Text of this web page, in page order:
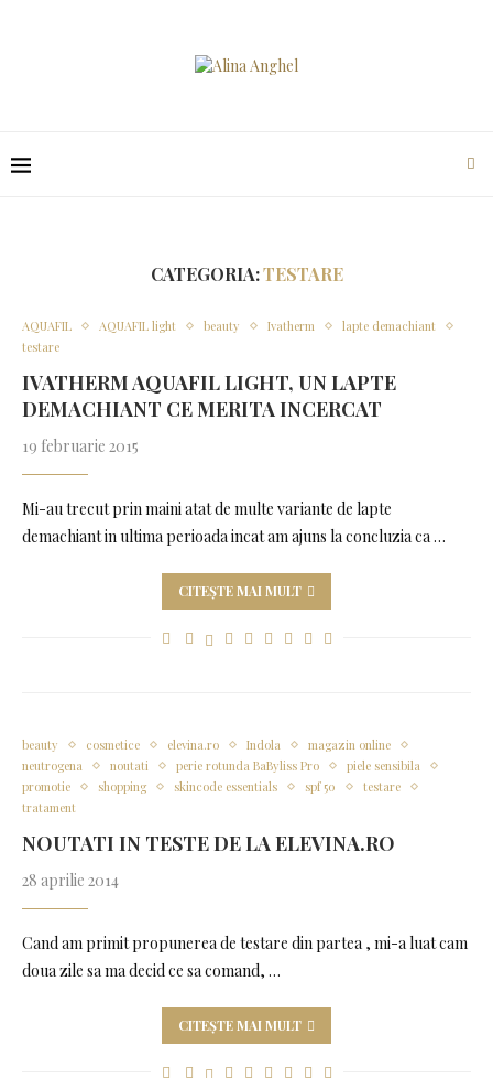
CATEGORIA:TESTARE
AQUAFIL AQUAFIL light beauty Ivatherm
lapte demachiant
testare
IVATHERM AQUAFIL LIGHT, UN LAPTE
DEMACHIANT CE MERITA INCERCAT
19 februarie 2015
Mi-au trecut prin maini atat de multe variante de lapte
demachiant in ultima perioada incat am ajuns la concluzia ca …
CITEȘTE MAI MULT
beauty cosmetice elevina.ro Indola
magazin online
neutrogena
noutati perie rotunda BaByliss Pro
piele sensibila
promotie
shopping skincode essentials spf 50
testare
tratament
NOUTATI IN TESTE DE LA ELEVINA.RO
28 aprilie 2014
Cand am primit propunerea de testare din partea , mi-a luat cam
doua zile sa ma decid ce sa comand, …
CITEȘTE MAI MULT